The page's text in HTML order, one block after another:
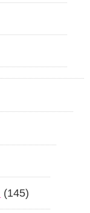
(145)